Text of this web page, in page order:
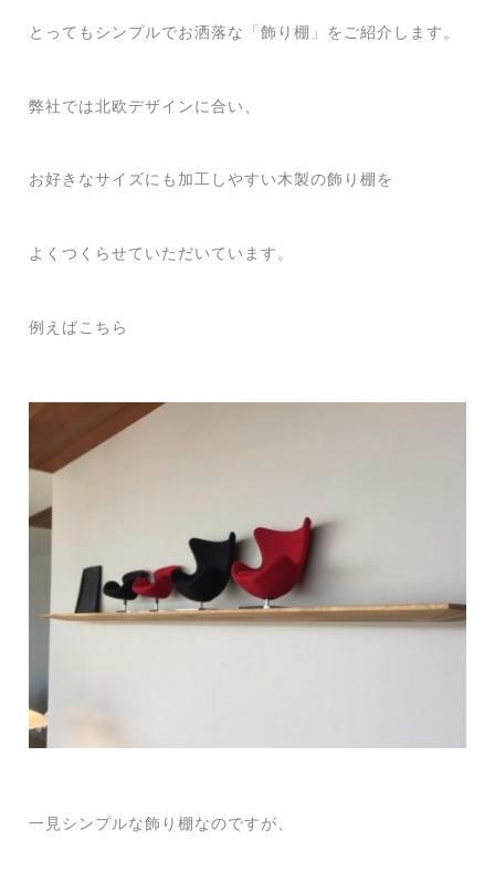
とってもシンプルでお洒落な「飾り棚」をご紹介します。
弊社では北欧デザインに合い、
お好きなサイズにも加工しやすい木製の飾り棚を
よくつくらせていただいています。
例えばこちら
一見シンプルな飾り棚なのですが、